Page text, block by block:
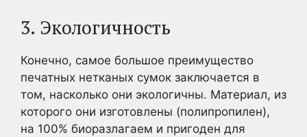
3. Экологичность
Конечно, самое большое преимущество
печатных нетканых сумок заключается в
том, насколько они экологичны. Материал, из
которого они изготовлены (полипропилен),
на 100% биоразлагаем и пригоден для